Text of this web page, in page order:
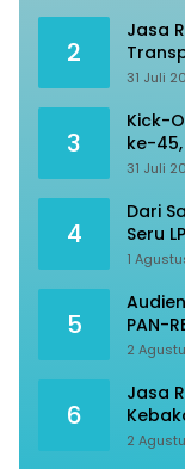
2
Jasa
31 Juli
3
Kick-
ke-45,
31 Juli
4
Dari
Seru
1
5
PAN-
2
6
Jasa
2